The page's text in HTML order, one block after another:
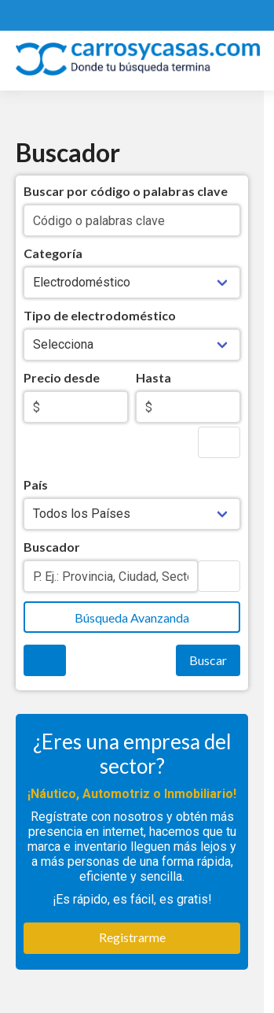
Buscador
Buscar por código o palabras clave
Categoría
Tipo de electrodoméstico
Precio desde Hasta
País
Buscador
Búsqueda Avanzanda
Buscar
¿Eres una empresa del
sector?
¡Náutico, Automotriz o Inmobiliario!
Regístrate con nosotros y obtén más
presencia en internet, hacemos que tu
marca e inventario lleguen más lejos y
a más personas de una forma rápida,
eficiente y sencilla.
¡Es rápido, es fácil, es gratis!
Registrarme